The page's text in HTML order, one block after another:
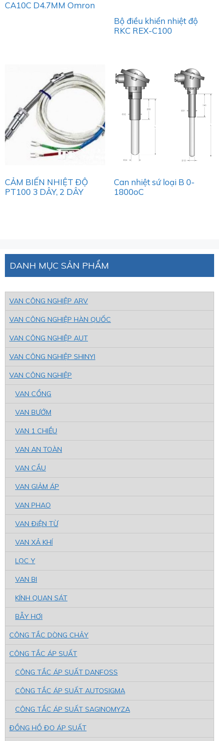
CA10C D4.7MM Omron
Bộ điều khiển nhiệt độ
RKC REX-C100
CẢM BIẾN NHIỆT ĐỘ
PT100 3 DÂY, 2 DÂY
Can nhiệt sứ loại B 0-
1800oC
DANH MỤC SẢN PHẨM
VAN CÔNG NGHIỆP ARV
VAN CÔNG NGHIỆP HÀN QUỐC
VAN CÔNG NGHIỆP AUT
VAN CÔNG NGHIỆP SHINYI
VAN CÔNG NGHIỆP
VAN CỔNG
VAN BƯỚM
VAN 1 CHIỀU
VAN AN TOÀN
VAN CẦU
VAN GIẢM ÁP
VAN PHAO
VAN ĐiỆN TỪ
VAN XẢ KHÍ
LỌC Y
VAN BI
KÍNH QUAN SÁT
BẪY HƠI
CÔNG TẮC DÒNG CHẢY
CÔNG TẮC ÁP SUẤT
CÔNG TẮC ÁP SUẤT DANFOSS
CÔNG TẮC ÁP SUẤT AUTOSIGMA
CÔNG TẮC ÁP SUẤT SAGINOMYZA
ĐỒNG HỒ ĐO ÁP SUẤT